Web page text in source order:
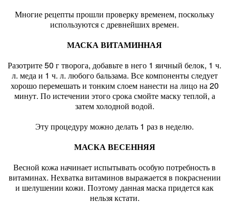
Многие рецепты прошли проверку временем, поскольку
используются с древнейших времен.
МАСКА ВИТАМИННАЯ
Разотрите 50 г творога, добавьте в него 1 яичный белок, 1 ч.
л. меда и 1 ч. л. любого бальзама. Все компоненты следует
хорошо перемешать и тонким слоем нанести на лицо на 20
минут. По истечении этого срока смойте маску теплой, а
затем холодной водой.
Эту процедуру можно делать 1 раз в неделю.
МАСКА ВЕСЕННЯЯ
Весной кожа начинает испытывать особую потребность в
витаминах. Нехватка витаминов выражается в покраснении
и шелушении кожи. Поэтому данная маска придется как
нельзя кстати.